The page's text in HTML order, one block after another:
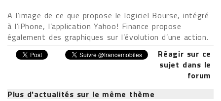
A l’image de ce que propose le logiciel Bourse, intégré
à l’iPhone, l’application Yahoo! Finance propose
également des graphiques sur l’évolution d’une action.
Réagir sur ce
sujet dans le
forum
Plus d'actualités sur le même thème